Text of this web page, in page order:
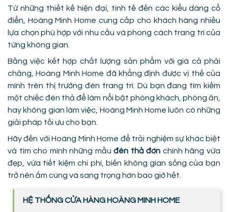
Từ những thiết kế hiện đại, tinh tế đến các kiểu dáng cổ
điển, Hoàng Minh Home cung cấp cho khách hàng nhiều
lựa chọn phù hợp với nhu cầu và phong cách trang trí của
từng không gian.
Bằng việc kết hợp chất lượng sản phẩm với giá cả phải
chăng, Hoàng Minh Home đã khẳng định được vị thế của
mình trên thị trường đèn trang trí. Dù bạn đang tìm kiếm
một chiếc đèn thả để làm nổi bật phòng khách, phòng ăn,
hay không gian làm việc, Hoàng Minh Home luôn có những
giải pháp tối ưu cho bạn.
Hãy đến với Hoàng Minh Home để trải nghiệm sự khác biệt
và tìm cho mình những mẫuđèn thả đơn chính hãng vừa
đẹp, vừa tiết kiệm chi phí, biến không gian sống của bạn
trở nên ấm cúng và sang trọng hơn bao giờ hết.
HỆ THỐNG CỬA HÀNG HOÀNG MINH HOME